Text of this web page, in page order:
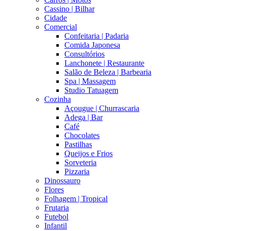
Cassino | Bilhar
Cidade
Comercial
Confeitaria | Padaria
Comida Japonesa
Consultórios
Lanchonete | Restaurante
Salão de Beleza | Barbearia
Spa | Massagem
Studio Tatuagem
Cozinha
Açougue | Churrascaria
Adega | Bar
Café
Chocolates
Pastilhas
Queijos e Frios
Sorveteria
Pizzaria
Dinossauro
Flores
Folhagem | Tropical
Frutaria
Futebol
Infantil